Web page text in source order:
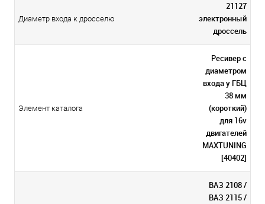
Диаметр входа к дросселю
21127
электронный
дроссель
Элемент каталога
Ресивер с
диаметром
входа у ГБЦ
38 мм
(короткий)
для 16v
двигателей
MAXTUNING
[40402]
ВАЗ 2108 /
ВАЗ 2115 /